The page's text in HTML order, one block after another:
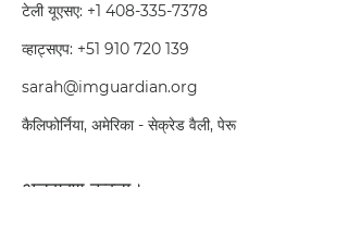
टेली यूएसए: +1 408-335-7378
व्हाट्सएप: +51 910 720 139
sarah@imguardian.org
कैलिफोर्निया, अमेरिका - सेक्रेड वैली, पेरू
अनुसरण करना।